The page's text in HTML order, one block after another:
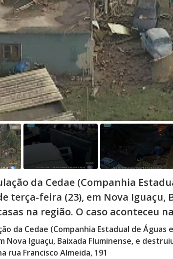
da Cedae (Companhia
terça-feira (23), em Nova Iguaçu,
na região. O caso aconteceu
da Cedae (Companhia Estadual de
Nova Iguaçu, Baixada Fluminense, e
rua Francisco Almeida, 191